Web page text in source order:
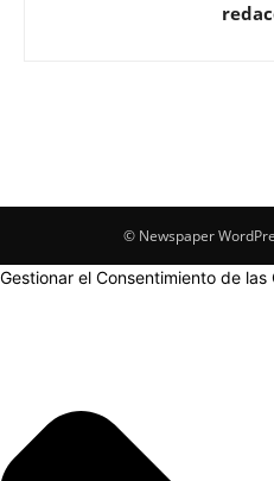
© Newspaper
Gestionar el Consentimiento de las